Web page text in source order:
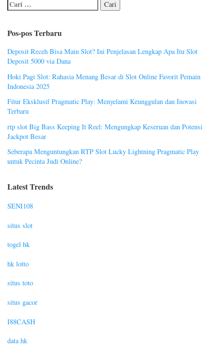
Pos-pos Terbaru
Deposit Receh Bisa Main Slot? Ini Penjelasan Lengkap Apa Itu Slot
Deposit 5000 via Dana
Hoki Pagi Slot: Rahasia Menang Besar di Slot Online Favorit Pemain
Indonesia 2025
Fitur Eksklusif Pragmatic Play: Menyelami Keunggulan dan Inovasi
Terbaru
rtp slot Big Bass Keeping It Reel: Mengungkap Keseruan dan Potensi
Jackpot Besar
Seberapa Menguntungkan RTP Slot Lucky Lightning Pragmatic Play
untuk Pecinta Judi Online?
Latest Trends
SENI108
situs slot
togel hk
hk lotto
situs toto
situs gacor
I88CASH
data hk